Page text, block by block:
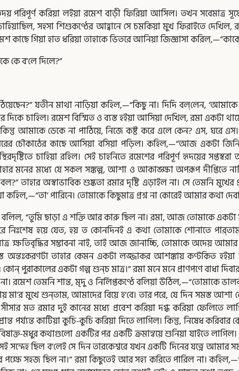
পরিপূর্ণ করিয়া লইয়া রমেশ বাড়ী ফিরিয়া আসিল। তখন সবেমাত্র
সহসা শিশুকণ্ঠের আহ্বানে সে চমকিয়া মুখ ফিরাইতে দেখিল,
কাছে গিয়া হাত ধরিয়া তাহাকে ভিতরে আনিয়া জিজ্ঞাসা
কে ব’লে দিলে?”
যতীন মাথা নাড়িয়া কহিল,—“কিছু না। দিদি বল্‌লেন,
চাহিল। রমেশ বিস্মিত ও ব্যস্ত হইয়া আসিয়া দেখিল, রমা একটা
ডেকে না পাঠিয়ে, নিজে কষ্ট করে এলে কেন? এস, ঘরে
চৌকাঠের কাছে আসিয়া বসিয়া পড়িল। কহিল,—“আজ একটা
চাহিয়া রহিল। সেই চাহনিতে রমেশের পরিপূর্ণ হৃদয়ের
মনের মধ্যে যে সকল সঙ্কল্প, আশা ও আকাঙ্ক্ষা অপরূপ দীপ্তিতে
তাহার অস্বাভাবিক শুষ্কতা রমার দৃষ্টি এড়াইল না। সে তেমনি
পারিনে। তোমাকে কিছুমাত্র প্রশ্ন না কোরেই আমার কথা
“তুমি ছাড়া এ শক্তি আর কারু ছিল না। রমা, আজ তোমাকে একটা
নিঃশেষ হয়ে যেত, হয় ত কোনদিনই এ কথা তোমাকে শোনাতে
সম্ভাবনা নাই, তাই আজ জানাচ্চি, তোমাকে অদেয় আমার
অন্তঃকরণটা তাহার কেমন একটা লজ্জাকর আশঙ্কায় কণ্টকিত
পুরাকালের একটা গল্প শুন্‌চ মাত্র।” রমা মনে মনে প্রাণপণে বাধা
রমেশ তেমনি শান্ত, মৃদু ও নির্লিপ্তকণ্ঠে বলিয়া
মা’র মুখে শুন্‌তাম, আমাদের বিয়ে হ’বে। তার পরে, যে দিন সমস্ত
মত রমার দুই কানের মধ্যে প্রবেশ করিয়া দগ্ধ করিয়া ফেলিতে
পর্য্যন্ত কাটিয়া কুচি-কুচি করিয়া দিতে লাগিল। কিন্তু, নিষেধ
বিষাক্ত-মধুর কথাগুলো একটির পর একটি ক্রমান্বয়ে শুনিয়া যাইতে
ছিল ব’লেই সে দিন তারকেশ্বরে যখন একটি দিনের যত্নে আমার
পক্ষে সহজ ছিল না।” রমা কিছুতেই আর সহ্য করিতে পারিল না।